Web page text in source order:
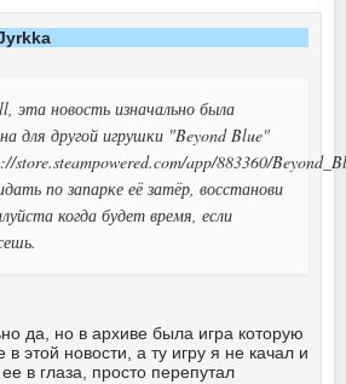
эта новость изначально была
для другой игрушки "Beyond Blue"
store.steampowered.com/app/883360/
по запарке её затёр, восстанови
когда будет время, если
да, но в архиве была игра которую
в этой новости, а ту игру я не качал и
в глаза, просто перепутал